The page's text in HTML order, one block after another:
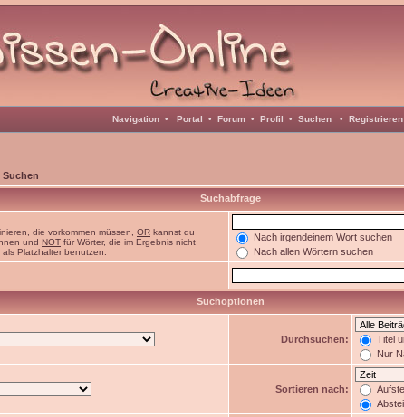
Navigation • Portal • Forum • Profil • Suchen • Registrieren
Suchen
Suchabfrage
die vorkommen müssen, OR kannst du
und NOT für Wörter, die im Ergebnis nicht
Platzhalter benutzen.
Nach irgendeinem Wort suchen
Nach allen Wörtern suchen
Suchoptionen
Durchsuchen:
Titel
Nur
Sortieren nach: